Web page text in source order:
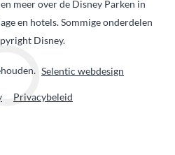
meer over de Disney Parken in
en hotels. Sommige onderdelen
Disney.
Selentic webdesign
Privacybeleid